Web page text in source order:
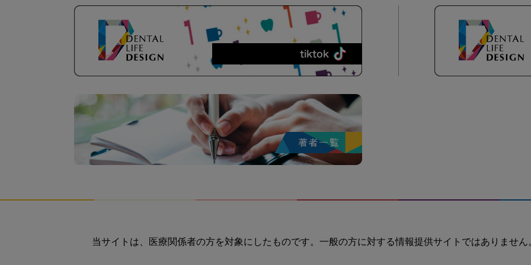
当サイトは、医療関係者の方を対象にしたものです。一般の方に対する情報提供サイトではありません